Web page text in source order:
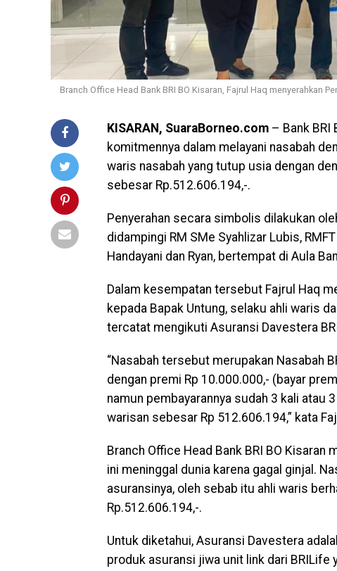
Branch Office Head Bank BRI BO Kisaran, Fajrul Haq menyerahkan
KISARAN, SuaraBorneo.com – Bank BRI
komitmennya dalam melayani nasabah
waris nasabah yang tutup usia dengan
sebesar Rp.512.606.194,-.
Penyerahan secara simbolis dilakukan
didampingi RM SMe Syahlizar Lubis,
Handayani dan Ryan, bertempat di Aula
Dalam kesempatan tersebut Fajrul Haq
kepada Bapak Untung, selaku ahli waris
tercatat mengikuti Asuransi Davestera
“Nasabah tersebut merupakan Nasabah
dengan premi Rp 10.000.000,- (bayar
namun pembayarannya sudah 3 kali atau
warisan sebesar Rp 512.606.194,” kata
Branch Office Head Bank BRI BO
ini meninggal dunia karena gagal ginjal.
asuransinya, oleh sebab itu ahli waris
Rp.512.606.194,-.
Untuk diketahui, Asuransi Davestera
produk asuransi jiwa unit link dari